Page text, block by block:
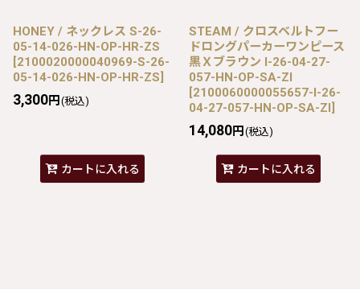
HONEY / ネックレス S-26-
05-14-026-HN-OP-HR-ZS
[2100020000040969-S-26-
05-14-026-HN-OP-HR-ZS]
3,300円 (税込)
カートに入れる
STEAM / クロスベルトフー
ドロングパーカーワンピース
黒Ｘブラウン I-26-04-27-
057-HN-OP-SA-ZI
[2100060000055657-I-26-
04-27-057-HN-OP-SA-ZI]
14,080円 (税込)
カートに入れる